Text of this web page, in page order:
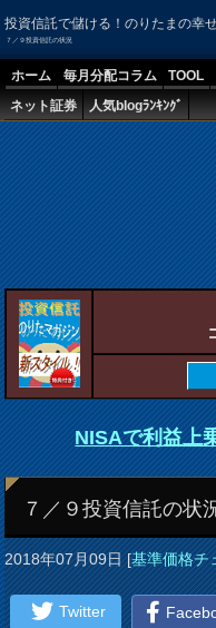
投資信託で儲ける！のりたまの幸
７／９投資信託の状況
ホーム 毎月分配コラム TOOL
ネット証券
人気blogﾗﾝｷﾝｸﾞ
NISAで利益上
７／９投資信託の状
2018年07月09日[基準価格チ
Twitter